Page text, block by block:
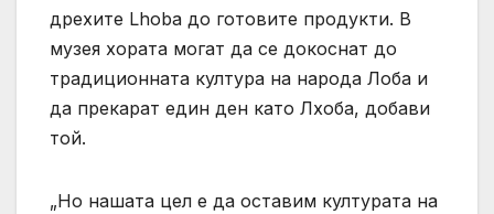
дрехите Lhoba до готовите продукти. В
музея хората могат да се докоснат до
традиционната култура на народа Лоба и
да прекарат един ден като Лхоба, добави
той.
„Но нашата цел е да оставим културата на